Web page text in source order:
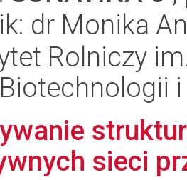
dr Monika
Rolniczy
Biotechnologii
sieci